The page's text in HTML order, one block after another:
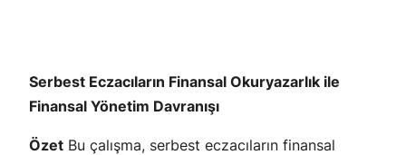
Serbest Eczacıların Finansal Okuryazarlık ile
Finansal Yönetim Davranışı
Özet Bu çalışma, serbest eczacıların finansal